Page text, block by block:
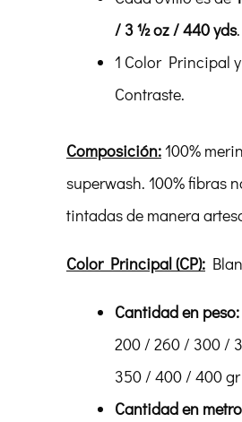
/ 3 ½ oz / 440 yds.
1 Color Principal
Contraste.
Composición: 100%
superwash. 100% fibras
tintadas de manera
Color Principal (CP):
Cantidad en peso:
200 / 260 / 300 /
350 / 400 / 400 gr
Cantidad en